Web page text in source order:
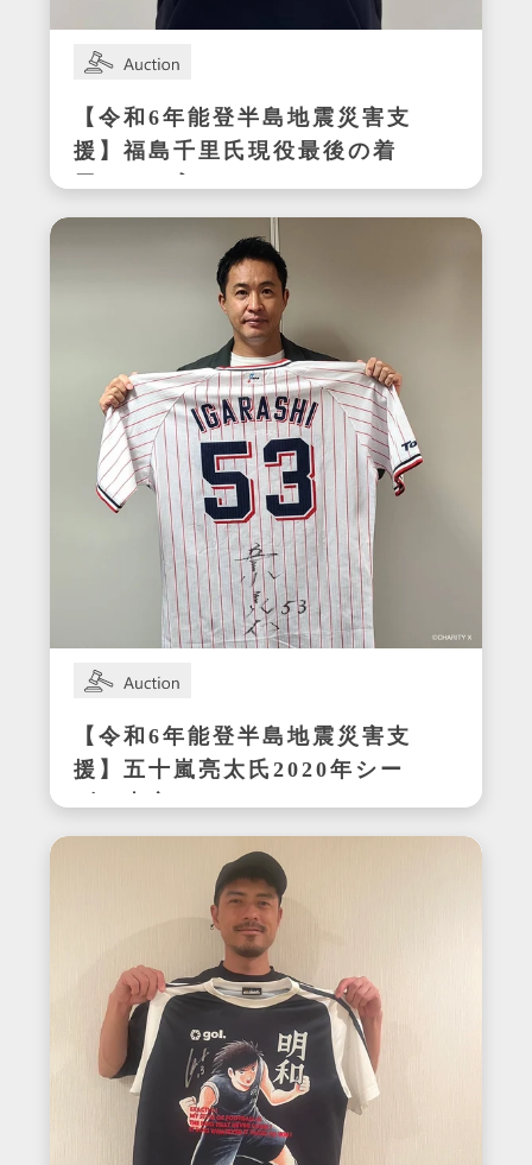
【令和6年能登半島地震災害支
援】福島千里氏現役最後の着
用サイン入りスパイク
【令和6年能登半島地震災害支
援】五十嵐亮太氏2020年シー
ズン東京ヤクルトスワローズ
在籍時の着用サイン入りユニ